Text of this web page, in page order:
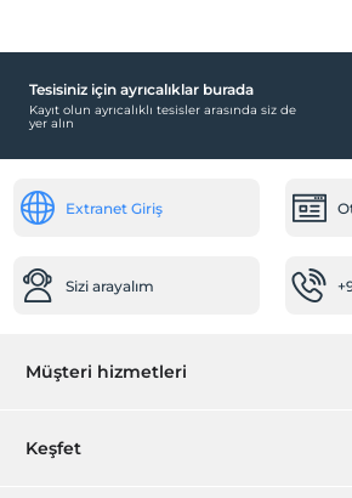
Klima
Resepsiyon Hizmetleri
Çalışma Alanları
Business center
Gece showları
Tesisiniz için ayrıcalıklar burada
Kayıt olun ayrıcalıklı tesisler arasında siz de
yer alın
Extranet Giriş
Sizi arayalım
Müşteri hizmetleri
Rezervasyon yönet
Keşfet